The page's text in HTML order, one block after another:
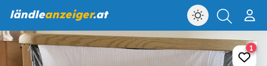
ländleanzeiger.at
1